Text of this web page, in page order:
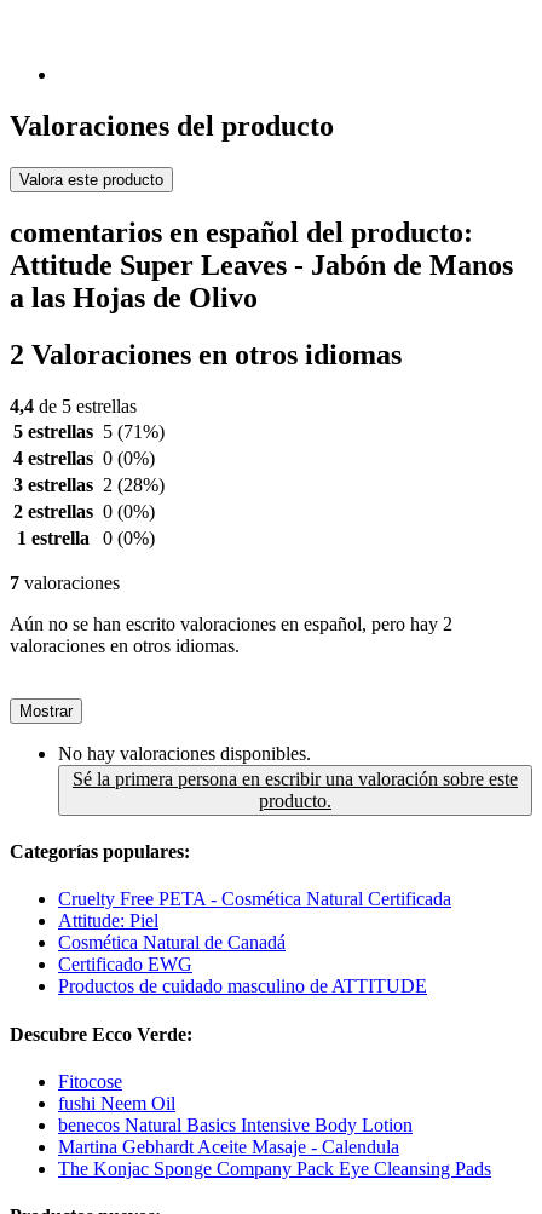
Valoraciones del producto
Valora este producto
comentarios en español del producto:
Attitude Super Leaves - Jabón de Manos
a las Hojas de Olivo
2 Valoraciones en otros idiomas
4,4 de 5 estrellas
5 estrellas 5 (71%)
4 estrellas 0 (0%)
3 estrellas 2 (28%)
2 estrellas 0 (0%)
1 estrella
0 (0%)
7 valoraciones
Aún no se han escrito valoraciones en español, pero hay 2
valoraciones en otros idiomas.
Mostrar
No hay valoraciones disponibles.
Sé la primera persona en escribir una valoración sobre este
producto.
Categorías populares:
Cruelty Free PETA - Cosmética Natural Certificada
Attitude: Piel
Cosmética Natural de Canadá
Certificado EWG
Productos de cuidado masculino de ATTITUDE
Descubre Ecco Verde:
Fitocose
fushi Neem Oil
benecos Natural Basics Intensive Body Lotion
Martina Gebhardt Aceite Masaje - Calendula
The Konjac Sponge Company Pack Eye Cleansing Pads